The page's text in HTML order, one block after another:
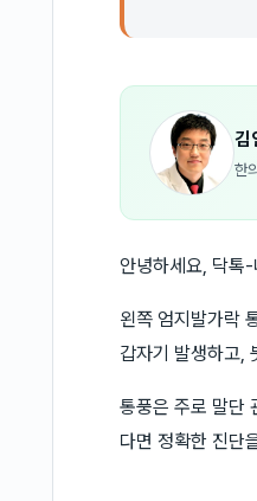
김
한
안녕하세요, 닥톡
왼쪽 엄지발가락
갑자기 발생하고,
통풍은 주로 말단
다면 정확한 진단